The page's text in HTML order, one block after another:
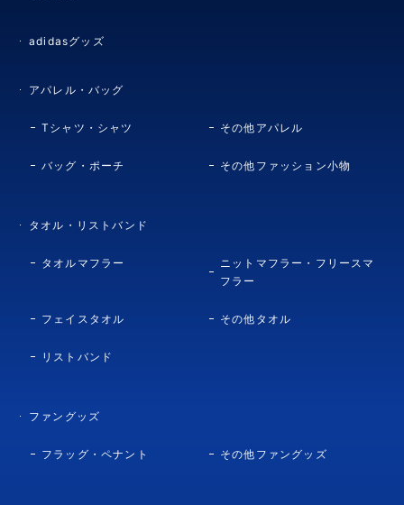
adidasグッズ
アパレル・バッグ
Tシャツ・シャツ その他アパレル
バッグ・ポーチ その他ファッション小物
タオル・リストバンド
タオルマフラー
ニットマフラー・フリースマ
フラー
フェイスタオル その他タオル
リストバンド
ファングッズ
フラッグ・ペナント その他ファングッズ